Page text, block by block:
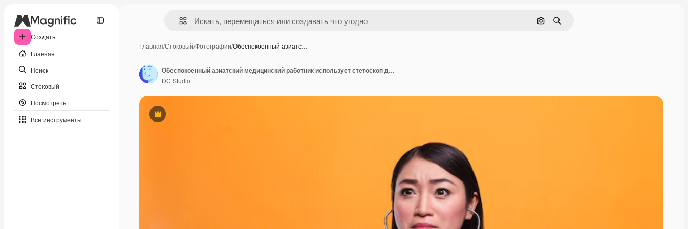
Создать
Главная
Поиск
Стоковый
Посмотреть
Все инструменты
Поиск по изображению
Поиск
Главная/Стоковый/Фотографии/Обеспокоенный азиатс…
Премиум
Обеспокоенный азиатский медицинский работник использует стетоскоп для консультации пациента на оранжевом фоне. Обеспокоенная проблемная медсестра с профессиональным медицинским инструментом консультирует больного.
DC Studio